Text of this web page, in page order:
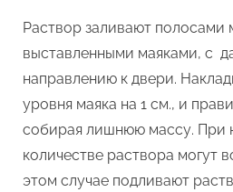
Раствор заливают полосами
выставленными маяками, с
направлению к двери.
уровня маяка на 1 см., и
собирая лишнюю массу. При
количестве раствора могут
этом случае подливают